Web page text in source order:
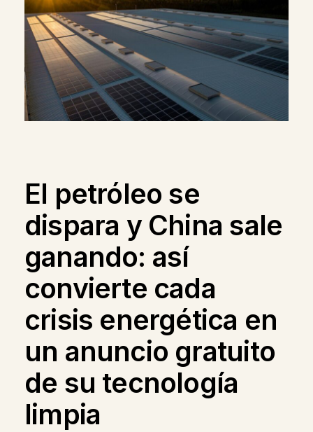
El petróleo se
dispara y China sale
ganando: así
convierte cada
crisis energética en
un anuncio gratuito
de su tecnología
limpia